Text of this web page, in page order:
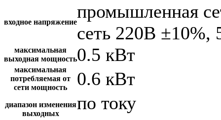
входное напряжение
промышленная
сеть 220В ±10%,
максимальная
выходная мощность0.5 кВт
максимальная
потребляемая от
сети мощность
0.6 кВт
диапазон изменения
выходных
по току